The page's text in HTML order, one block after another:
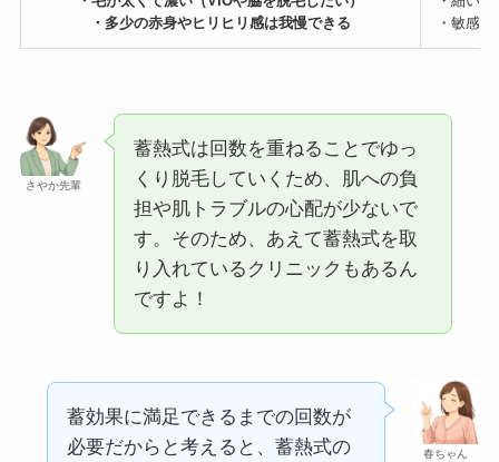
・多少の赤身やヒリヒリ感は我慢できる
・敏感
さやか先輩
蓄熱式は回数を重ねることでゆっ
くり脱毛していくため、肌への負
担や肌トラブルの心配が少ないで
す。そのため、あえて蓄熱式を取
り入れているクリニックもあるん
ですよ！
春ちゃん
蓄効果に満足できるまでの回数が
必要だからと考えると、蓄熱式の